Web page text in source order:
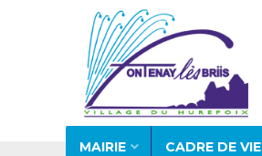
MAIRIE CADRE DE VIE